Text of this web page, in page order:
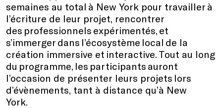
semaines au total à New York pour travailler à
l’écriture de leur projet, rencontrer
des professionnels expérimentés, et
s’immerger dans l’écosystème local de la
création immersive et interactive. Tout au long
du programme, les participants auront
l’occasion de présenter leurs projets lors
d’évènements, tant à distance qu’à New
York.